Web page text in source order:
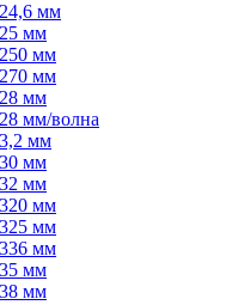
мм
мм
мм
мм
мм
мм/волна
мм
мм
мм
мм
мм
мм
мм
мм